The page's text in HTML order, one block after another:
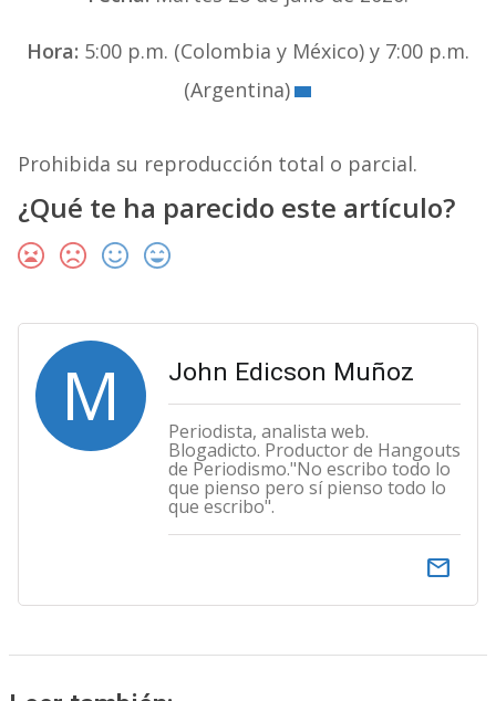
Hora: 5:00 p.m. (Colombia y México) y 7:00 p.m.
(Argentina)
Prohibida su reproducción total o parcial.
¿Qué te ha parecido este artículo?
M John Edicson Muñoz
Periodista, analista web.
Blogadicto. Productor de Hangouts
de Periodismo."No escribo todo lo
que pienso pero sí pienso todo lo
que escribo".
email